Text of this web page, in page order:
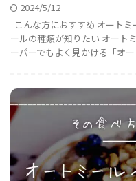
2024/5/12
こんな方におすすめ オート
ールの種類が知りたい オー
ーパーでもよく見かける「オー